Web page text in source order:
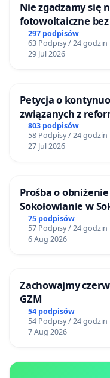
Nie zgadzamy się
fotowoltaiczne
mieszkańców
297 podpisów
63 Podpisy / 24 godzin
29 Jul 2026
Petycja o
związanych z
803 podpisów
58 Podpisy / 24 godzin
27 Jul 2026
Prośba o
Sokołowianie w
75 podpisów
57 Podpisy / 24 godzin
6 Aug 2026
Zachowajmy
GZM
54 podpisów
54 Podpisy / 24 godzin
7 Aug 2026